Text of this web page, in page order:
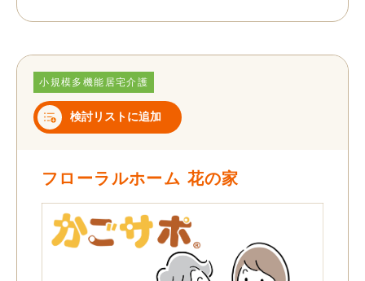
小規模多機能居宅介護
検討リストに追加
フローラルホーム 花の家